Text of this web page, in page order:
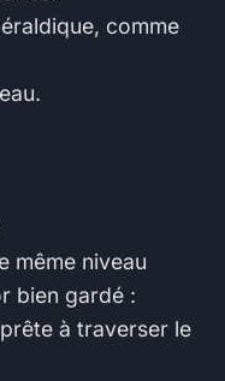
comme
même niveau
bien gardé :
à traverser le